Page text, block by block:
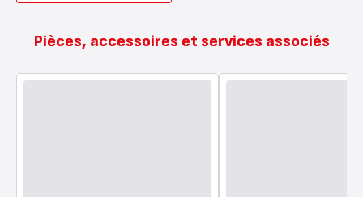
Pièces, accessoires et services associés